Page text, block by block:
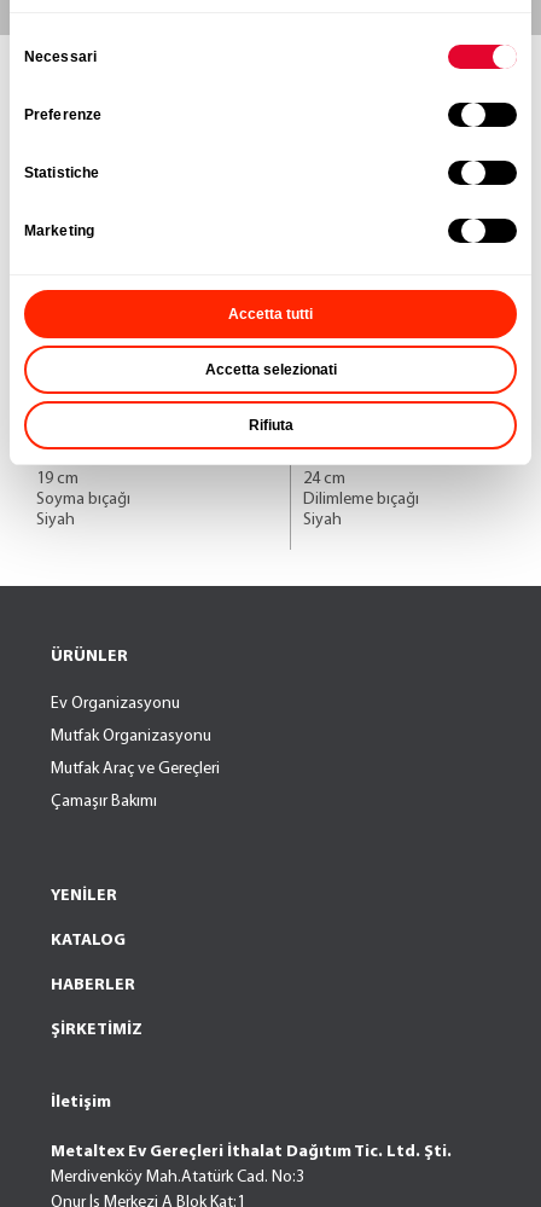
Necessari
Preferenze
Statistiche
Marketing
Accetta tutti
Accetta selezionati
Rifiuta
Sebze Bıçağı
19 cm
Soyma bıçağı
Siyah
Et Bıçağı
24 cm
Dilimleme bıçağı
Siyah
ÜRÜNLER
Ev Organizasyonu
Mutfak Organizasyonu
Mutfak Araç ve Gereçleri
Çamaşır Bakımı
YENİLER
KATALOG
HABERLER
ŞİRKETİMİZ
İletişim
Metaltex Ev Gereçleri İthalat Dağıtım Tic. Ltd. Şti.
Merdivenköy Mah.Atatürk Cad. No:3
Onur İş Merkezi A Blok Kat:1